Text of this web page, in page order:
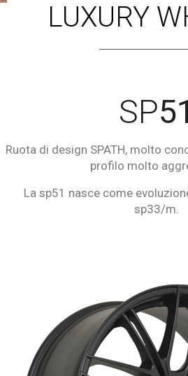
LUXURY
SP51
Ruota di design SPATH, molto
profilo molto
La sp51 nasce come
sp33/m.